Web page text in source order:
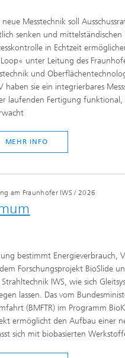
neue Messtechnik soll
senken und
in Echtzeit
unter Leitung des
und
haben sie ein integrierbares
laufenden Fertigung
MEHR INFO
am Fraunhofer IWS/2026
bestimmt Energieverbrauch,
Forschungsprojekt BioSlide
IWS, wie sich
lassen. Das vom
(BMFTR) im Programm
ermöglicht den Aufbau einer
sich mit biobasierten